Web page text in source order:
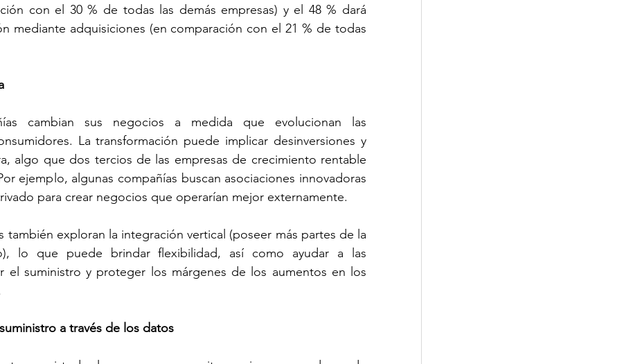
con el 30 % de todas las demás empresas) y el 48 % dará
mediante adquisiciones (en comparación con el 21 % de todas
cambian sus negocios a medida que evolucionan las
La transformación puede implicar desinversiones y
algo que dos tercios de las empresas de crecimiento rentable
ejemplo, algunas compañías buscan asociaciones innovadoras
para crear negocios que operarían mejor externamente.
también exploran la integración vertical (poseer más partes de la
lo que puede brindar flexibilidad, así como ayudar a las
el suministro y proteger los márgenes de los aumentos en los
a través de los datos